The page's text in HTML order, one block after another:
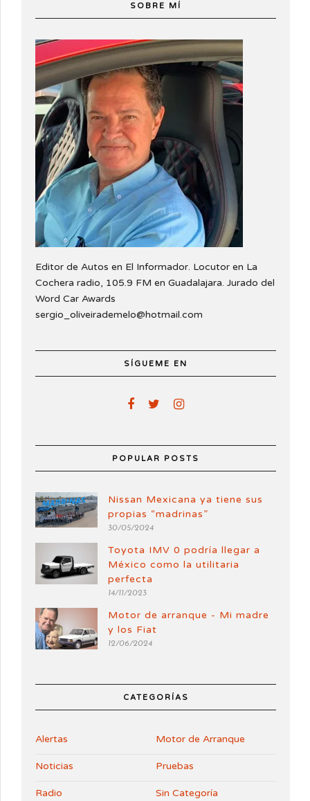
SOBRE MÍ
Editor de Autos en El Informador. Locutor en La
Cochera radio, 105.9 FM en Guadalajara. Jurado del
Word Car Awards
sergio_oliveirademelo@hotmail.com
SÍGUEME EN
POPULAR POSTS
Nissan Mexicana ya tiene sus
propias “madrinas”
30/05/2024
Toyota IMV 0 podría llegar a
México como la utilitaria
perfecta
14/11/2023
Motor de arranque - Mi madre
y los Fiat
12/06/2024
CATEGORÍAS
Alertas Motor de Arranque
Noticias Pruebas
Radio Sin Categoría